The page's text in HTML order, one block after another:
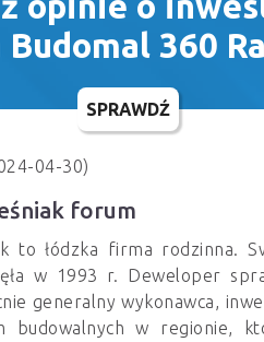
360
SPRAWDŹ
04-30)
forum
to łódzka firma rodzinna.
w 1993 r. Deweloper
generalny wykonawca,
budowalnych w regionie,